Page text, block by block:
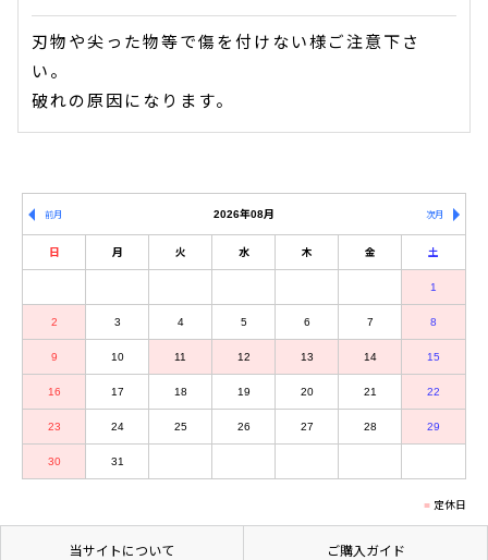
刃物や尖った物等で傷を付けない様ご注意下さ
い。
破れの原因になります。
2026年08月
前月 次月
日 月 火 水 木 金 土
1
2 3 4 5 6 7 8
9 10 11 12 13 14 15
16 17 18 19 20 21 22
23 24 25 26 27 28 29
30 31
定休日
当サイトについて ご購入ガイド